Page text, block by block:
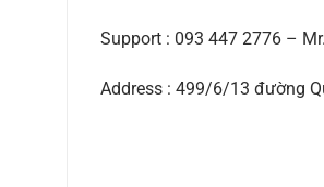
Support : 093 447 2776 –
Address : 499/6/13 đường